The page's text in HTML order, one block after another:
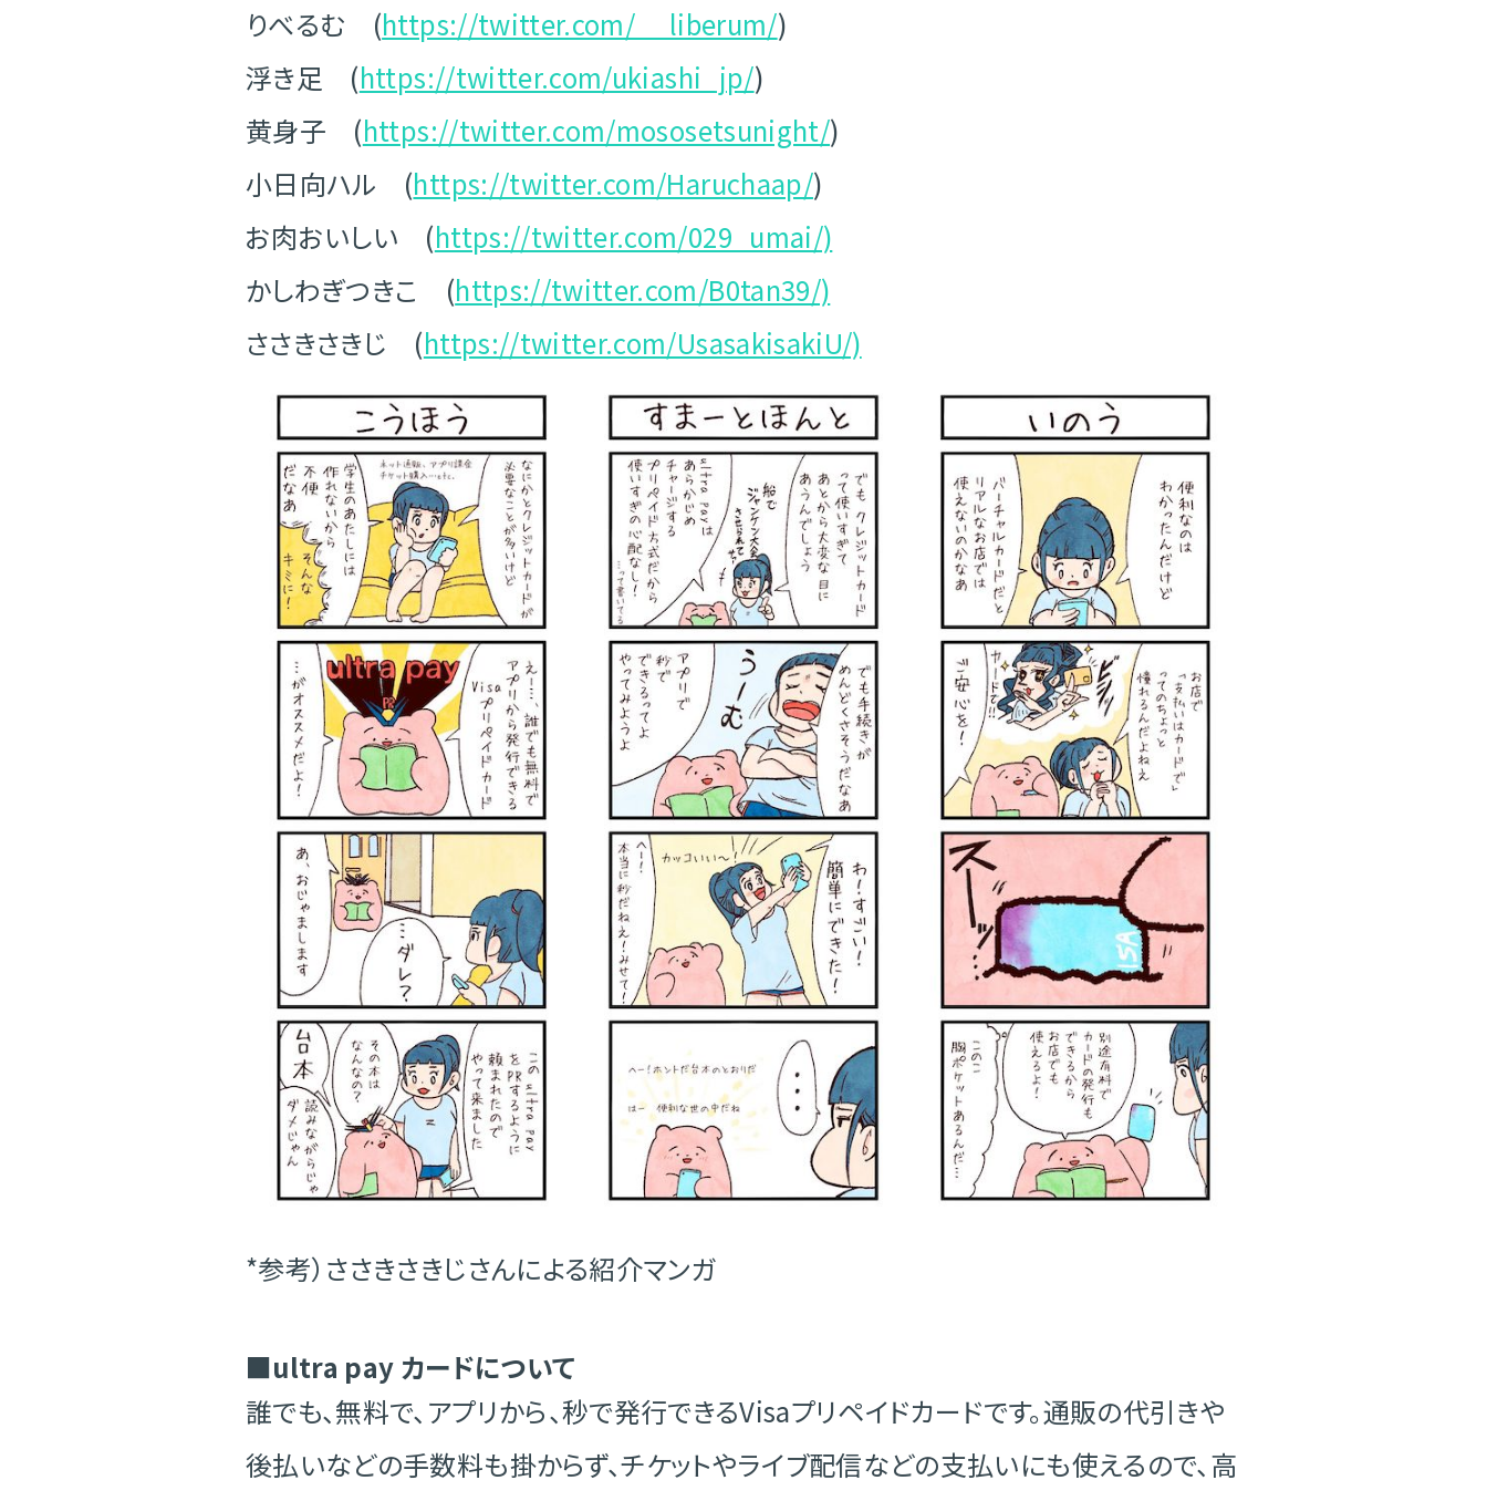
りべるむ (https://twitter.com/__liberum/)
浮き足 (https://twitter.com/ukiashi_jp/)
黄身子 (https://twitter.com/mososetsunight/)
小日向ハル (https://twitter.com/Haruchaap/)
お肉おいしい (https://twitter.com/029_umai/)
かしわぎつきこ (https://twitter.com/B0tan39/)
ささきさきじ (https://twitter.com/UsasakisakiU/)
*参考）ささきさきじさんによる紹介マンガ
■ultra pay カードについて
誰でも、無料で、アプリから、秒で発行できるVisaプリペイドカードです。通販の代引きや
後払いなどの手数料も掛からず、チケットやライブ配信などの支払いにも使えるので、高